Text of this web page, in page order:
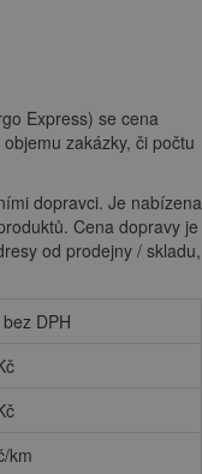
Express) se cena
zakázky, či počtu
dopravci. Je nabízena
Cena dopravy je
od prodejny / skladu,
DPH
km